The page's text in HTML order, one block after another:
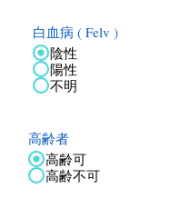
白血病 ( Felv )
陰性
陽性
不明
高齢者
高齢可
高齢不可